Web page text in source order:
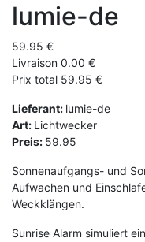
lumie-de
59.95 €
Livraison 0.00 €
Prix total 59.95 €
Lieferant: lumie-de
Art: Lichtwecker
Preis: 59.95
Sonnenaufgangs- und
Aufwachen und
Weckklängen.
Sunrise Alarm simuliert